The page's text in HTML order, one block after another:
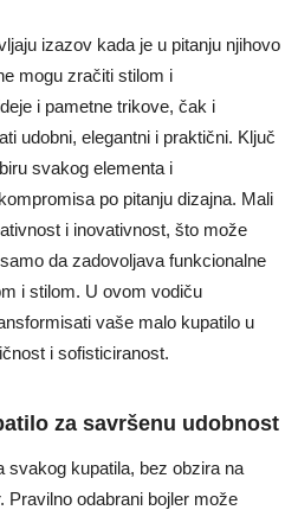
izazov kada je u pitanju njihovo
mogu zračiti stilom i
i pametne trikove, čak i
udobni, elegantni i praktični. Ključ
svakog elementa i
po pitanju dizajna. Mali
i inovativnost, što može
da zadovoljava funkcionalne
i stilom. U ovom vodiču
vaše malo kupatilo u
i sofisticiranost.
za savršenu udobnost
svakog kupatila, bez obzira na
Pravilno odabrani bojler može